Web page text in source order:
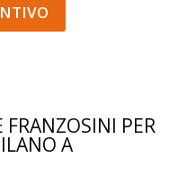
FRANZOSINI PER
A